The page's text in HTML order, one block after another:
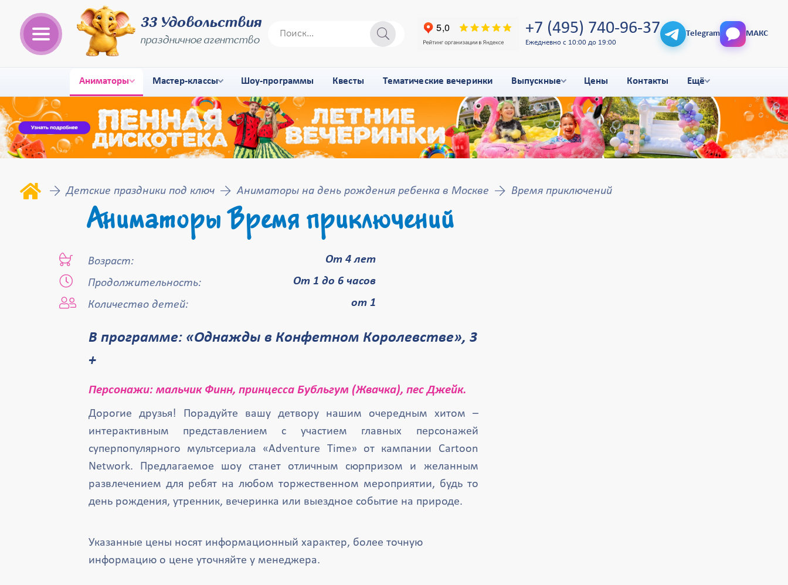
33 Удовольствия
праздничное агентство
+7 (495) 740-96-37
Ежедневно с 10:00 до 19:00
Telegram МАКС
Аниматоры Мастер-классы Шоу-программы Квесты Тематические вечеринки Выпускные Цены Контакты Ещё
Детские праздники под ключ Аниматоры на день рождения ребенка в Москве Время приключений
Аниматоры Время приключений
Возраст:
От 4 лет
Продолжительность:
От 1 до 6 часов
Количество детей:
от 1
В программе: «Однажды в Конфетном Королевстве», 3
+
Персонажи: мальчик Финн, принцесса Бубльгум (Жвачка), пес Джейк.
Дорогие друзья! Порадуйте вашу детвору нашим очередным хитом –
интерактивным представлением с участием главных персонажей
суперпопулярного мультсериала «Adventure Time» от кампании Cartoon
Network. Предлагаемое шоу станет отличным сюрпризом и желанным
развлечением для ребят на любом торжественном мероприятии, будь то
день рождения, утренник, вечеринка или выездное событие на природе.
Указанные цены носят информационный характер, более точную
информацию о цене уточняйте у менеджера.